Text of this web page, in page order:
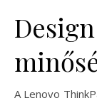
A Lenovo